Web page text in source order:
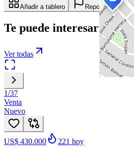
Añadir a tablero Reportar anuncio
Te puede interesar
Ver todas
1/37
Venta
Nuevo
US$ 430.000 221 hoy